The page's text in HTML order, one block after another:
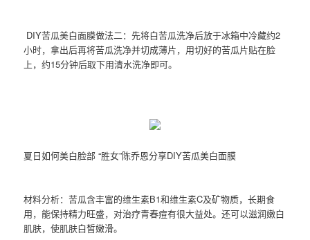
DIY苦瓜美白面膜做法二：先将白苦瓜洗净后放于冰箱中冷藏约2
小时，拿出后再将苦瓜洗净并切成薄片，用切好的苦瓜片贴在脸
上，约15分钟后取下用清水洗净即可。
夏日如何美白脸部 “胜女”陈乔恩分享DIY苦瓜美白面膜
材料分析：苦瓜含丰富的维生素B1和维生素C及矿物质，长期食
用，能保持精力旺盛，对治疗青春痘有很大益处。还可以滋润嫩白
肌肤，使肌肤白皙嫩滑。